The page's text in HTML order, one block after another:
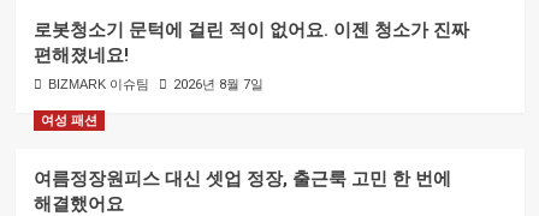
로봇청소기 문턱에 걸린 적이 없어요. 이젠 청소가 진짜
편해졌네요!
BIZMARK 이슈팀 2026년 8월 7일
여성 패션
여름정장원피스 대신 셋업 정장, 출근룩 고민 한 번에
해결했어요